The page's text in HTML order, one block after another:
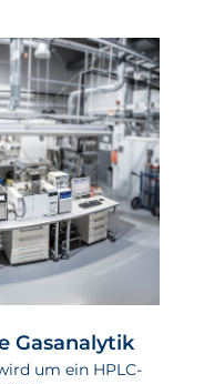
Gasanalytik
um ein HPLC-